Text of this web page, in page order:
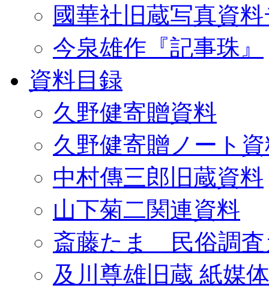
國華社旧蔵写真資
今泉雄作『記事珠』
資料目録
久野健寄贈資料
久野健寄贈ノート
中村傳三郎旧蔵資料
山下菊二関連資料
斎藤たま 民俗調査
及川尊雄旧蔵 紙媒